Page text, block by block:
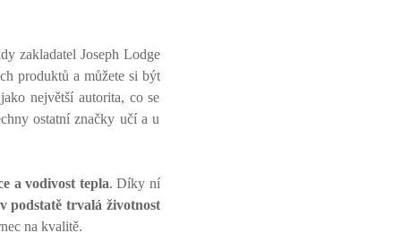
zakladatel Joseph Lodge
produktů a můžete si být
největší autorita, co se
ostatní značky učí a u
a vodivost tepla. Díky ní
podstatě trvalá životnost
na kvalitě.